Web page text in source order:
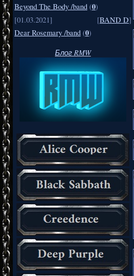
Beyond The Body /band (0)
[01.03.2021]
[BAND D]
Dear Rosemary /band (0)
Блог RMW